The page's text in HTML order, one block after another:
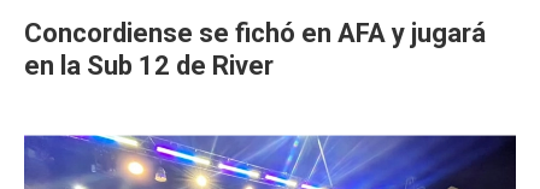
Concordiense se fichó en AFA y jugará
en la Sub 12 de River